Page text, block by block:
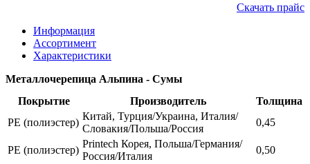
Скачать прайс
Информация
Ассортимент
Характеристики
Металлочерепица Альпина - Сумы
Покрытие
Производитель
Толщина
РЕ (полиэстер)
Китай, Турция/Украина, Италия/
Словакия/Польша/Россия
0,45
РЕ (полиэстер)
Printech Корея, Польша/Германия/
Россия/Италия
0,50